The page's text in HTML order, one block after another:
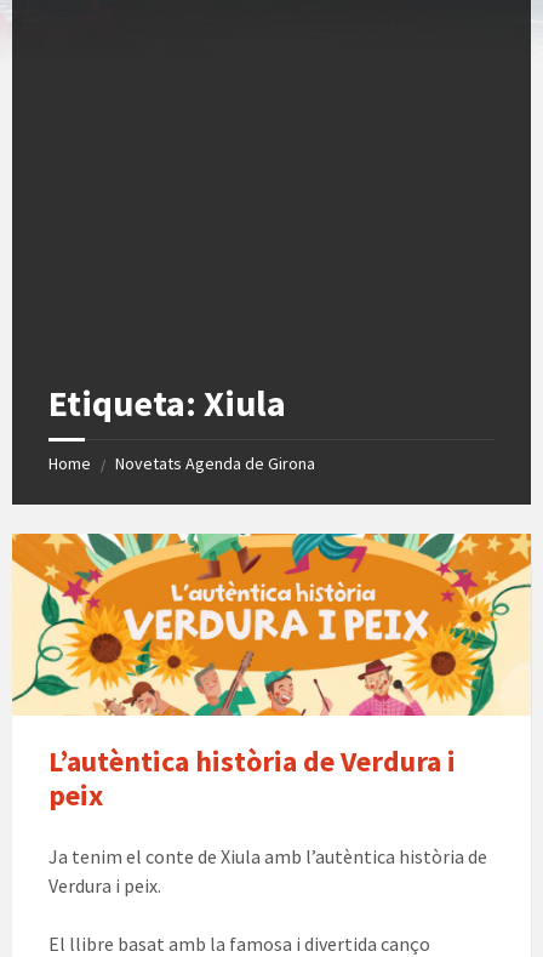
Etiqueta: Xiula
Home / Novetats Agenda de Girona
verdura
peix
xiula
L’autèntica història de Verdura i
peix
Ja tenim el conte de Xiula amb l’autèntica història de
Verdura i peix.
El llibre basat amb la famosa i divertida canço